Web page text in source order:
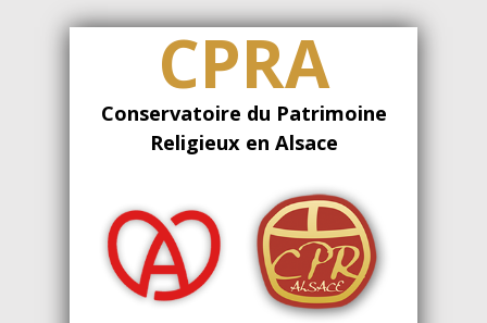
CPRA
Conservatoire du Patrimoine
Religieux en Alsace